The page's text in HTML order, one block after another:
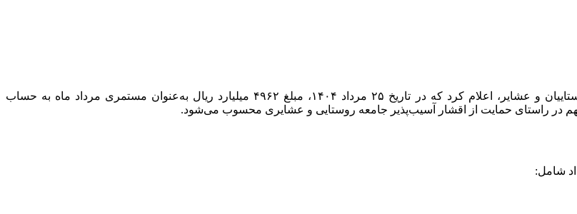
، مدیرکل تعهدات قانونی صندوق بیمه اجتماعی کشاورزان، روستاییان و عشایر، اعلام کرد که در تاریخ ۲۵ مرداد ۱۴۰۴، مبلغ ۴۹۶۲ میلیارد ریال به‌عنوان مستمری مرداد ماه به حساب